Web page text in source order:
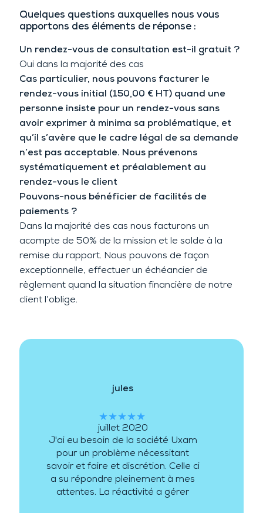
Quelques questions auxquelles nous vous
apportons des éléments de réponse :
Un rendez-vous de consultation est-il gratuit ?
Oui dans la majorité des cas
Cas particulier, nous pouvons facturer le
rendez-vous initial (150,00 € HT) quand une
personne insiste pour un rendez-vous sans
avoir exprimer à minima sa problématique, et
qu’il s’avère que le cadre légal de sa demande
n’est pas acceptable. Nous prévenons
systématiquement et préalablement au
rendez-vous le client
Pouvons-nous bénéficier de facilités de
paiements ?
Dans la majorité des cas nous facturons un
acompte de 50% de la mission et le solde à la
remise du rapport. Nous pouvons de façon
exceptionnelle, effectuer un échéancier de
règlement quand la situation financière de notre
client l’oblige.
DLCP
★★★★★
décembre 2017
Pour connaître le dirigeant de la
société et son travail méticuleux,
je peux vous garantir que la
conscience professionnelle est au
rendez-vous. De plus, l'équipe se